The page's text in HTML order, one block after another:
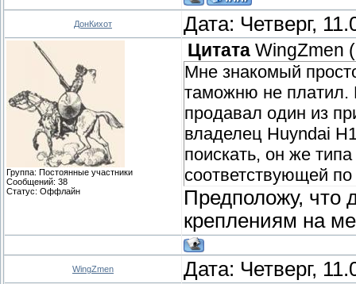
ДонКихот Дата: Четверг,
Группа: Постоянные участники
Сообщений: 38
Статус: Оффлайн
Цитата WingZmen (
Мне знакомый
таможню не платил.
продавал один из
владелец Huyndai
поискать, он же
соответствующей
Предположу, что
креплениям на
WingZmen Дата: Четверг,